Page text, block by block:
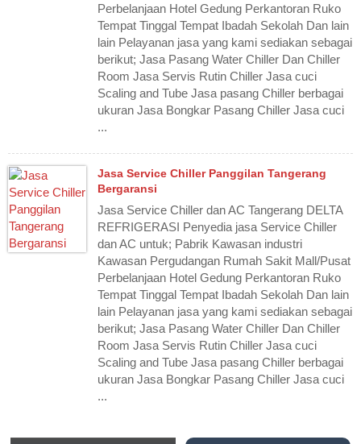
Perbelanjaan Hotel Gedung Perkantoran Ruko
Tempat Tinggal Tempat Ibadah Sekolah Dan lain
lain Pelayanan jasa yang kami sediakan sebagai
berikut; Jasa Pasang Water Chiller Dan Chiller
Room Jasa Servis Rutin Chiller Jasa cuci
Scaling and Tube Jasa pasang Chiller berbagai
ukuran Jasa Bongkar Pasang Chiller Jasa cuci
...
Jasa Service Chiller Panggilan Tangerang
Bergaransi
Jasa Service Chiller dan AC Tangerang DELTA
REFRIGERASI Penyedia jasa Service Chiller
dan AC untuk; Pabrik Kawasan industri
Kawasan Pergudangan Rumah Sakit Mall/Pusat
Perbelanjaan Hotel Gedung Perkantoran Ruko
Tempat Tinggal Tempat Ibadah Sekolah Dan lain
lain Pelayanan jasa yang kami sediakan sebagai
berikut; Jasa Pasang Water Chiller Dan Chiller
Room Jasa Servis Rutin Chiller Jasa cuci
Scaling and Tube Jasa pasang Chiller berbagai
ukuran Jasa Bongkar Pasang Chiller Jasa cuci
...